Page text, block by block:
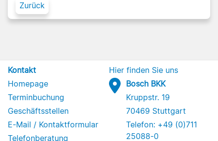
Zurück
Kontakt
Homepage
Terminbuchung
Geschäftsstellen
E-Mail / Kontaktformular
Telefonberatung
Hier finden Sie uns
Bosch BKK
Kruppstr. 19
70469 Stuttgart
Telefon: +49 (0)711
25088-0